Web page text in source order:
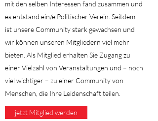
mit den selben Interessen fand zusammen und
es entstand ein/e Politischer Verein. Seitdem
ist unsere Community stark gewachsen und
wir können unseren Mitgliedern viel mehr
bieten. Als Mitglied erhalten Sie Zugang zu
einer Vielzahl von Veranstaltungen und – noch
viel wichtiger – zu einer Community von
Menschen, die Ihre Leidenschaft teilen.
jetzt Mitglied werden